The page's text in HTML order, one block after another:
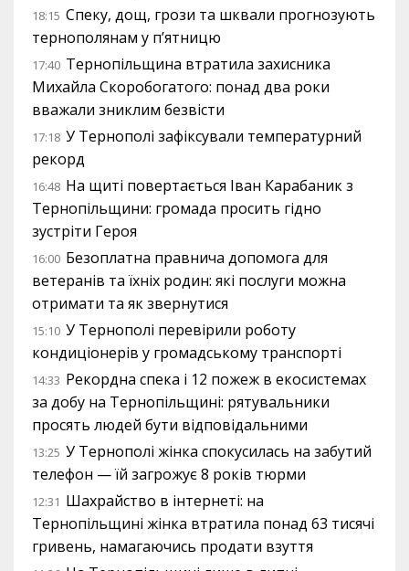
18:15 Спеку, дощ, грози та шквали прогнозують
тернополянам у п’ятницю
17:40 Тернопільщина втратила захисника
Михайла Скоробогатого: понад два роки
вважали зниклим безвісти
17:18 У Тернополі зафіксували температурний
рекорд
16:48 На щиті повертається Іван Карабаник з
Тернопільщини: громада просить гідно
зустріти Героя
16:00 Безоплатна правнича допомога для
ветеранів та їхніх родин: які послуги можна
отримати та як звернутися
15:10 У Тернополі перевірили роботу
кондиціонерів у громадському транспорті
14:33 Рекордна спека і 12 пожеж в екосистемах
за добу на Тернопільщині: рятувальники
просять людей бути відповідальними
13:25 У Тернополі жінка спокусилась на забутий
телефон — їй загрожує 8 років тюрми
12:31 Шахрайство в інтернеті: на
Тернопільщині жінка втратила понад 63 тисячі
гривень, намагаючись продати взуття